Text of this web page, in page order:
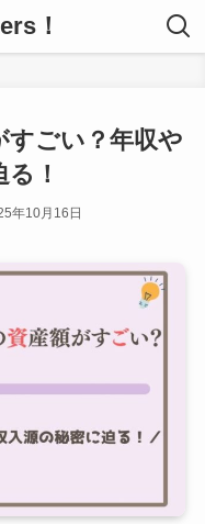
！
すごい？年収や
！
年10月16日